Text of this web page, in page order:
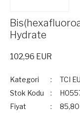
Hydrate
102,96 EUR
Kategori
TCI
Stok Kodu
Fiyat
85,80